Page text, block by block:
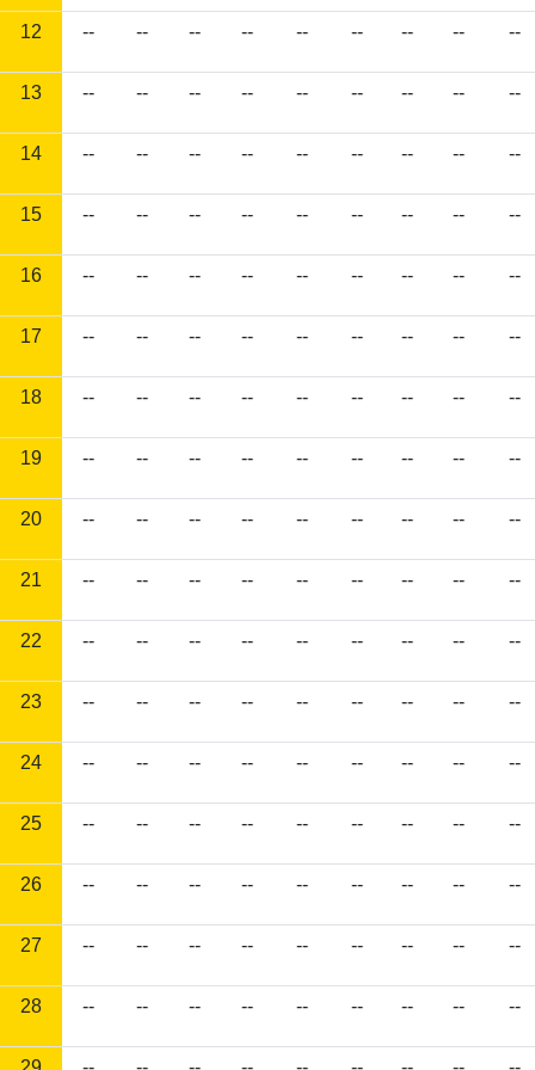
12 -- -- -- -- -- -- -- -- --
13 -- -- -- -- -- -- -- -- --
14 -- -- -- -- -- -- -- -- --
15 -- -- -- -- -- -- -- -- --
16 -- -- -- -- -- -- -- -- --
17 -- -- -- -- -- -- -- -- --
18 -- -- -- -- -- -- -- -- --
19 -- -- -- -- -- -- -- -- --
20 -- -- -- -- -- -- -- -- --
21 -- -- -- -- -- -- -- -- --
22 -- -- -- -- -- -- -- -- --
23 -- -- -- -- -- -- -- -- --
24 -- -- -- -- -- -- -- -- --
25 -- -- -- -- -- -- -- -- --
26 -- -- -- -- -- -- -- -- --
27 -- -- -- -- -- -- -- -- --
28 -- -- -- -- -- -- -- -- --